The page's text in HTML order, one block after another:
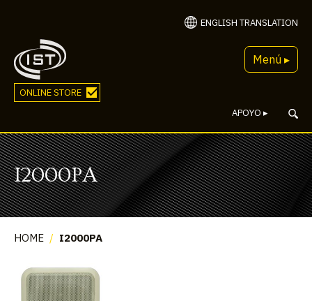
ENGLISH TRANSLATION
Menú ▸
ONLINE STORE
APOYO ▸
I2000PA
HOME / I2000PA